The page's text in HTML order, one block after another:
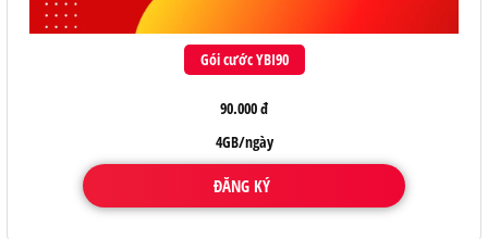
Gói cước YBI90
90.000 đ
4GB/ngày
ĐĂNG KÝ